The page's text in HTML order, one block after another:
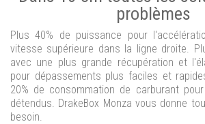
problèmes
Plus 40% de puissance pour
vitesse supérieure dans la ligne droite.
avec une plus grande récupération et
pour dépassements plus faciles et
20% de consommation de carburant
détendus. DrakeBox Monza vous donne
besoin.